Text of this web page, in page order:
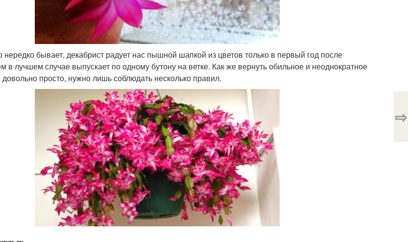
нередко бывает, декабрист радует нас пышной шапкой из цветов только в первый год после
в лучшем случае выпускает по одному бутону на ветке. Как же вернуть обильное и неоднократное
просто, нужно лишь соблюдать несколько правил.
⇨